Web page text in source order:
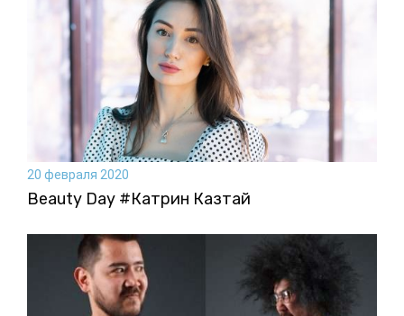
20 февраля 2020
Beauty Day #Катрин Казтай